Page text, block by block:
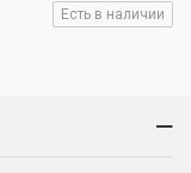
Есть в наличии